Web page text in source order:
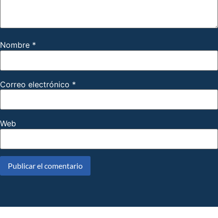
Nombre *
Correo electrónico *
Web